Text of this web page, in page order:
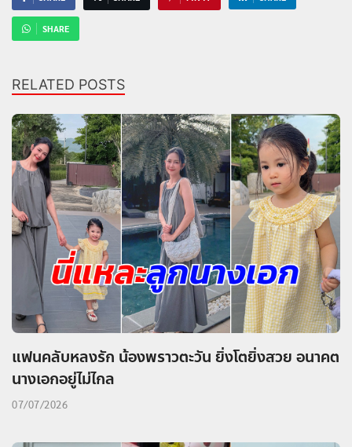
SHARE
RELATED POSTS
แฟนคลับหลงรัก น้องพราวตะวัน ยิ่งโตยิ่งสวย อนาคต
นางเอกอยู่ไม่ไกล
07/07/2026